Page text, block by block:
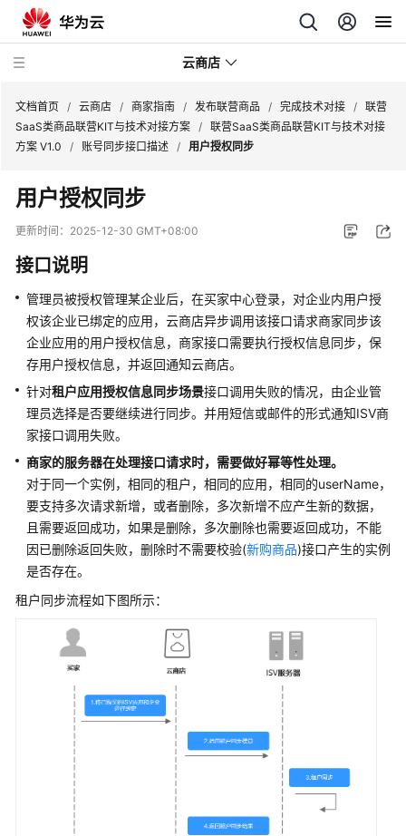
云商店
店
介
户
指
南
商
家
指
南
为
什
么
要
加
云
店
文档首页 / 云商店 / 商家指南 / 发布联营商品 / 完成技术对接 / 联营
SaaS类商品联营KIT与技术对接方案 / 联营SaaS类商品联营KIT与技术对接
方案 V1.0
/ 账号同步接口描述 / 用户授权同步
用户授权同步
更新时间： 2025-12-30 GMT+08:00
接口说明
管理员被授权管理某企业后，在买家中心登录，对企业内用户授
权该企业已绑定的应用，云商店异步调用该接口请求商家同步该
企业应用的用户授权信息，商家接口需要执行授权信息同步，保
存用户授权信息，并返回通知云商店。
针对租户应用授权信息同步场景接口调用失败的情况，由企业管
理员选择是否要继续进行同步。并用短信或邮件的形式通知ISV商
家接口调用失败。
商家的服务器在处理接口请求时，需要做好幂等性处理。
对于同一个实例，相同的租户，相同的应用，相同的userName，
要支持多次请求新增，或者删除，多次新增不应产生新的数据，
且需要返回成功，如果是删除，多次删除也需要返回成功，不能
因已删除返回失败，删除时不需要校验(新购商品)接口产生的实例
是否存在。
租户同步流程如下图所示：